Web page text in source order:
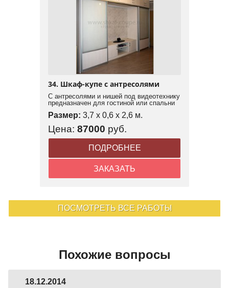
34. Шкаф-купе с антресолями
С антресолями и нишей под видеотехнику
предназначен для гостиной или спальни
Размер: 3,7 x 0,6 x 2,6 м.
Цена: 87000 руб.
ПОДРОБНЕЕ
ЗАКАЗАТЬ
ПОСМОТРЕТЬ ВСЕ РАБОТЫ
Похожие вопросы
18.12.2014